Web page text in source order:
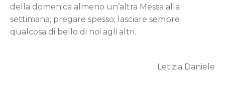
della domenica almeno un’altra Messa alla
settimana; pregare spesso; lasciare sempre
qualcosa di bello di noi agli altri.
Letizia Daniele